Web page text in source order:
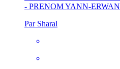
- PRENOM YANN-ERWAN
Par Sharal